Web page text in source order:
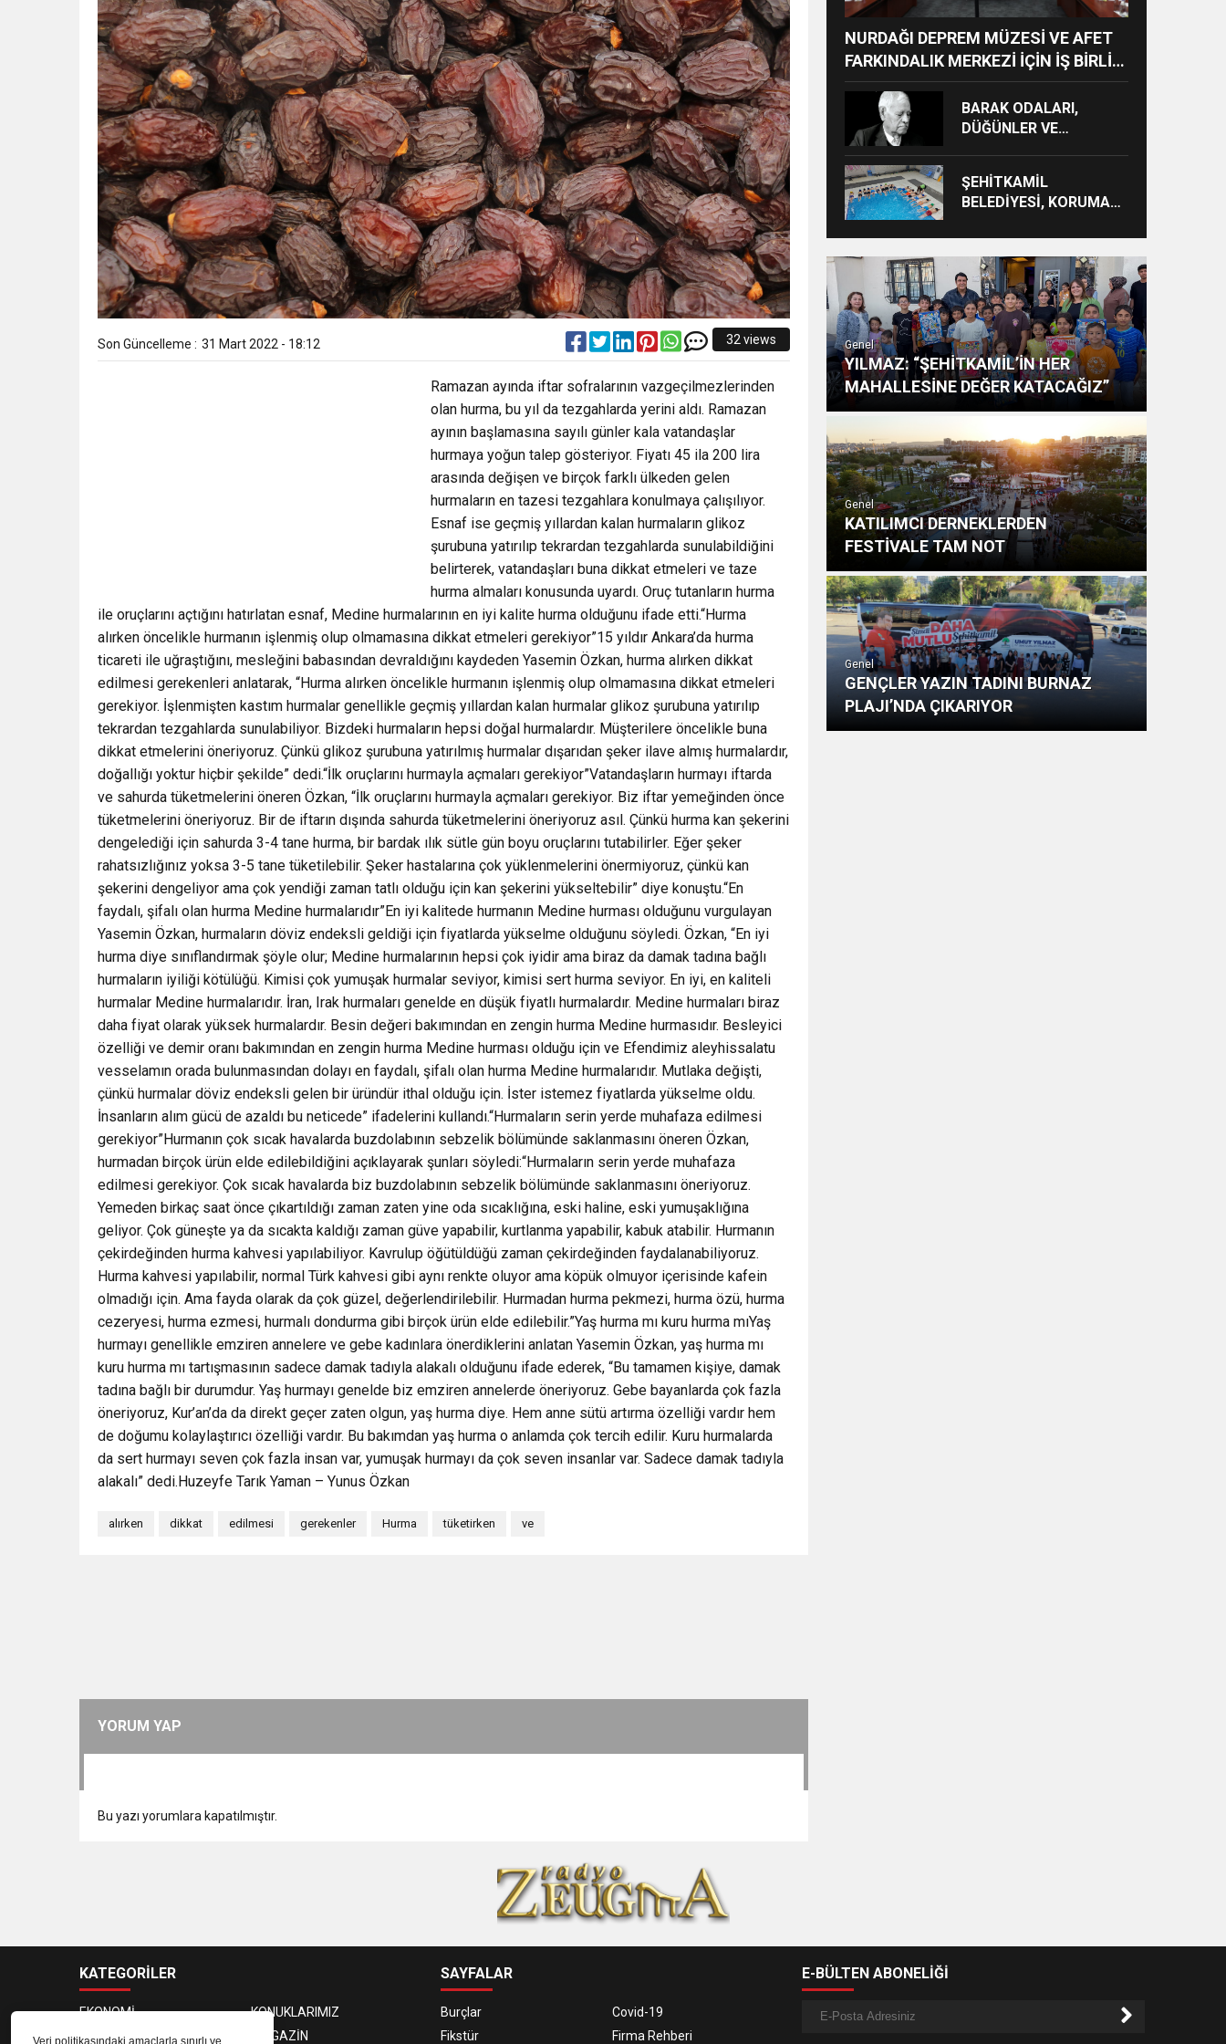
Veri politikasındaki amaçlarla sınırlı ve
Son Güncelleme : 31 Mart 2022 - 18:12 32 views
Ramazan ayında iftar sofralarının vazgeçilmezlerinden
olan hurma, bu yıl da tezgahlarda yerini aldı. Ramazan
ayının başlamasına sayılı günler kala vatandaşlar
hurmaya yoğun talep gösteriyor. Fiyatı 45 ila 200 lira
arasında değişen ve birçok farklı ülkeden gelen
hurmaların en tazesi tezgahlara konulmaya çalışılıyor.
Esnaf ise geçmiş yıllardan kalan hurmaların glikoz
şurubuna yatırılıp tekrardan tezgahlarda sunulabildiğini
belirterek, vatandaşları buna dikkat etmeleri ve taze
hurma almaları konusunda uyardı. Oruç tutanların hurma
ile oruçlarını açtığını hatırlatan esnaf, Medine hurmalarının en iyi kalite hurma olduğunu ifade etti.“Hurma
alırken öncelikle hurmanın işlenmiş olup olmamasına dikkat etmeleri gerekiyor”15 yıldır Ankara’da hurma
ticareti ile uğraştığını, mesleğini babasından devraldığını kaydeden Yasemin Özkan, hurma alırken dikkat
edilmesi gerekenleri anlatarak, “Hurma alırken öncelikle hurmanın işlenmiş olup olmamasına dikkat etmeleri
gerekiyor. İşlenmişten kastım hurmalar genellikle geçmiş yıllardan kalan hurmalar glikoz şurubuna yatırılıp
tekrardan tezgahlarda sunulabiliyor. Bizdeki hurmaların hepsi doğal hurmalardır. Müşterilere öncelikle buna
dikkat etmelerini öneriyoruz. Çünkü glikoz şurubuna yatırılmış hurmalar dışarıdan şeker ilave almış hurmalardır,
doğallığı yoktur hiçbir şekilde” dedi.“İlk oruçlarını hurmayla açmaları gerekiyor”Vatandaşların hurmayı iftarda
ve sahurda tüketmelerini öneren Özkan, “İlk oruçlarını hurmayla açmaları gerekiyor. Biz iftar yemeğinden önce
tüketmelerini öneriyoruz. Bir de iftarın dışında sahurda tüketmelerini öneriyoruz asıl. Çünkü hurma kan şekerini
dengelediği için sahurda 3-4 tane hurma, bir bardak ılık sütle gün boyu oruçlarını tutabilirler. Eğer şeker
rahatsızlığınız yoksa 3-5 tane tüketilebilir. Şeker hastalarına çok yüklenmelerini önermiyoruz, çünkü kan
şekerini dengeliyor ama çok yendiği zaman tatlı olduğu için kan şekerini yükseltebilir” diye konuştu.“En
faydalı, şifalı olan hurma Medine hurmalarıdır”En iyi kalitede hurmanın Medine hurması olduğunu vurgulayan
Yasemin Özkan, hurmaların döviz endeksli geldiği için fiyatlarda yükselme olduğunu söyledi. Özkan, “En iyi
hurma diye sınıflandırmak şöyle olur; Medine hurmalarının hepsi çok iyidir ama biraz da damak tadına bağlı
hurmaların iyiliği kötülüğü. Kimisi çok yumuşak hurmalar seviyor, kimisi sert hurma seviyor. En iyi, en kaliteli
hurmalar Medine hurmalarıdır. İran, Irak hurmaları genelde en düşük fiyatlı hurmalardır. Medine hurmaları biraz
daha fiyat olarak yüksek hurmalardır. Besin değeri bakımından en zengin hurma Medine hurmasıdır. Besleyici
özelliği ve demir oranı bakımından en zengin hurma Medine hurması olduğu için ve Efendimiz aleyhissalatu
vesselamın orada bulunmasından dolayı en faydalı, şifalı olan hurma Medine hurmalarıdır. Mutlaka değişti,
çünkü hurmalar döviz endeksli gelen bir üründür ithal olduğu için. İster istemez fiyatlarda yükselme oldu.
İnsanların alım gücü de azaldı bu neticede” ifadelerini kullandı.“Hurmaların serin yerde muhafaza edilmesi
gerekiyor”Hurmanın çok sıcak havalarda buzdolabının sebzelik bölümünde saklanmasını öneren Özkan,
hurmadan birçok ürün elde edilebildiğini açıklayarak şunları söyledi:“Hurmaların serin yerde muhafaza
edilmesi gerekiyor. Çok sıcak havalarda biz buzdolabının sebzelik bölümünde saklanmasını öneriyoruz.
Yemeden birkaç saat önce çıkartıldığı zaman zaten yine oda sıcaklığına, eski haline, eski yumuşaklığına
geliyor. Çok güneşte ya da sıcakta kaldığı zaman güve yapabilir, kurtlanma yapabilir, kabuk atabilir. Hurmanın
çekirdeğinden hurma kahvesi yapılabiliyor. Kavrulup öğütüldüğü zaman çekirdeğinden faydalanabiliyoruz.
Hurma kahvesi yapılabilir, normal Türk kahvesi gibi aynı renkte oluyor ama köpük olmuyor içerisinde kafein
olmadığı için. Ama fayda olarak da çok güzel, değerlendirilebilir. Hurmadan hurma pekmezi, hurma özü, hurma
cezeryesi, hurma ezmesi, hurmalı dondurma gibi birçok ürün elde edilebilir.”Yaş hurma mı kuru hurma mıYaş
hurmayı genellikle emziren annelere ve gebe kadınlara önerdiklerini anlatan Yasemin Özkan, yaş hurma mı
kuru hurma mı tartışmasının sadece damak tadıyla alakalı olduğunu ifade ederek, “Bu tamamen kişiye, damak
tadına bağlı bir durumdur. Yaş hurmayı genelde biz emziren annelerde öneriyoruz. Gebe bayanlarda çok fazla
öneriyoruz, Kur’an’da da direkt geçer zaten olgun, yaş hurma diye. Hem anne sütü artırma özelliği vardır hem
de doğumu kolaylaştırıcı özelliği vardır. Bu bakımdan yaş hurma o anlamda çok tercih edilir. Kuru hurmalarda
da sert hurmayı seven çok fazla insan var, yumuşak hurmayı da çok seven insanlar var. Sadece damak tadıyla
alakalı” dedi.Huzeyfe Tarık Yaman – Yunus Özkan
alırken dikkat edilmesi gerekenler Hurma tüketirken ve
YORUM YAP
Bu yazı yorumlara kapatılmıştır.
NURDAĞI DEPREM MÜZESİ VE AFET
FARKINDALIK MERKEZİ İÇİN İŞ BİRLİĞİ
PROTOKOLÜ İMZALANDI
BARAK ODALARI,
DÜĞÜNLER VE
ŞEHİTKAMİL
BELEDİYESİ, KORUMA
SPORLA
BULUŞTURUYOR
Genel
YILMAZ: “ŞEHİTKAMİL’İN HER
MAHALLESİNE DEĞER KATACAĞIZ”
Genel
KATILIMCI DERNEKLERDEN
FESTİVALE TAM NOT
Genel
GENÇLER YAZIN TADINI BURNAZ
PLAJI’NDA ÇIKARIYOR
KATEGORİLER
EKONOMİ
KONUKLARIMIZ
PROGRAMCILAR
MAGAZİN
SAYFALAR
Burçlar
Covid-19
Fikstür
Firma Rehberi
E-BÜLTEN ABONELİĞİ